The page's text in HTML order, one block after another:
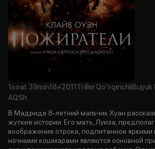
1soat 39min18+2011 TrillerQo'rqinchli
AQSh
В Мадриде 8-летний мальчик Хуан
жуткие истории. Его мать, Луиза,
воображение отрока, подпитанное яркими
ночными кошмарами являются основной